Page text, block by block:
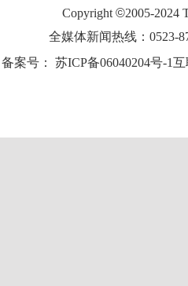
Copyright ©2005-2024
全媒体新闻热线：0523-
备案号： 苏ICP备06040204号-1互